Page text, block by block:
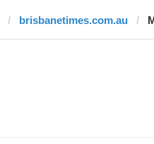
brisbanetimes.com.au